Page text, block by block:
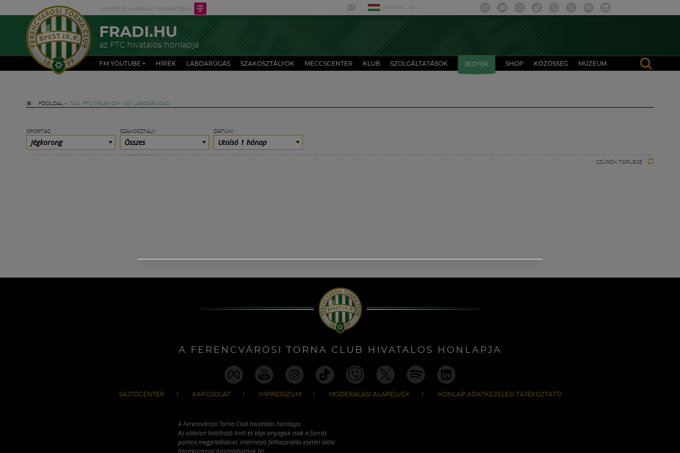
MAGYAR
FRADI.HU
az FTC hivatalos honlapja
FM YOUTUBE + HÍREK LABDARÚGÁS SZAKOSZTÁLYOK MECCSCENTER KLUB SZOLGÁLTATÁSOK JEGYEK SHOP KÖZÖSSÉG MÚZEUM
FŐOLDAL » TAG: FTC-TELEKOM NŐI LABDARÚGÁS
SPORTÁG
Jégkorong
SZAKOSZTÁLY
Összes
DÁTUM
Utolsó 1 hónap
SZŰRŐK TÖRLÉSE
A FERENCVÁROSI TORNA CLUB HIVATALOS HONLAPJA
SAJTÓCENTER KAPCSOLAT IMPRESSZUM MODERÁLÁSI ALAPELVEK HONLAP ADATKEZELÉSI TÁJÉKOZTATÓ
A Ferencvárosi Torna Club hivatalos honlapja
Az oldalon található írott és képi anyagok csak a forrás
pontos megjelölésével, internetes felhasználás esetén aktív
hivatkozással használhatóak fel.